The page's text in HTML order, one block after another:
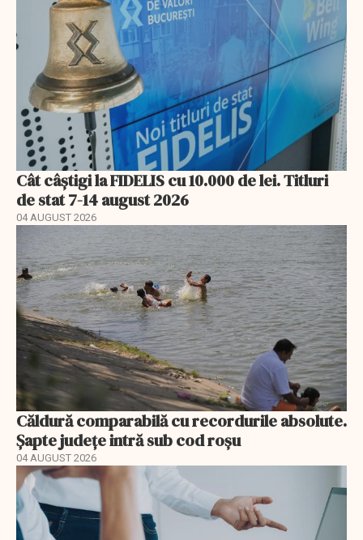
Cât câștigi la FIDELIS cu 10.000 de lei. Titluri
de stat 7-14 august 2026
04 AUGUST 2026
Căldură comparabilă cu recordurile absolute.
Șapte județe intră sub cod roșu
04 AUGUST 2026